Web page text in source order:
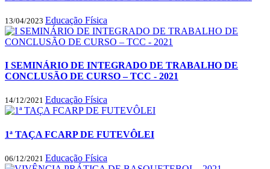
13/04/2023 Educação Física
I SEMINÁRIO DE INTEGRADO DE TRABALHO DE
CONCLUSÃO DE CURSO – TCC - 2021
14/12/2021 Educação Física
1ª TAÇA FCARP DE FUTEVÔLEI
06/12/2021 Educação Física